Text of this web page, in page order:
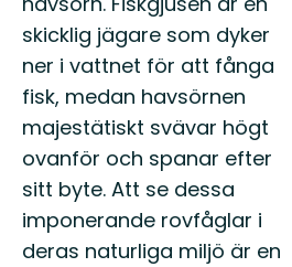
skicklig jägare som dyker
ner i vattnet för att fånga
fisk, medan havsörnen
majestätiskt svävar högt
ovanför och spanar efter
sitt byte. Att se dessa
imponerande rovfåglar i
deras naturliga miljö är en